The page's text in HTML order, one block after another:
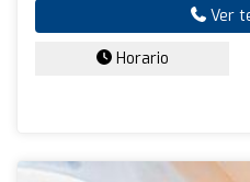
Ver
Horario